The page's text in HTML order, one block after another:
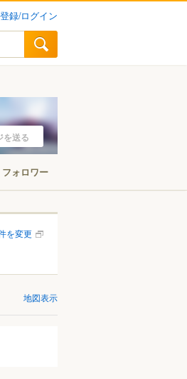
録/ログイン
を送る
フォロワー
を変更
地図表示